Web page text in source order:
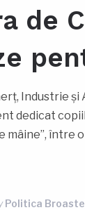
de
Industrie
dedicat
între
Politica